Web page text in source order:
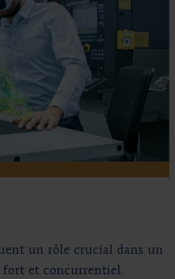
un rôle crucial dans un
et concurrentiel.